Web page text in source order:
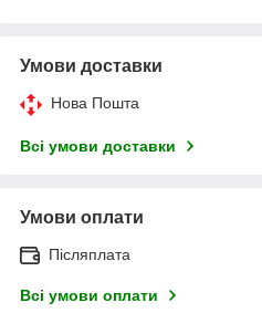
Умови доставки
Нова Пошта
Всі умови доставки
Умови оплати
Післяплата
Всі умови оплати